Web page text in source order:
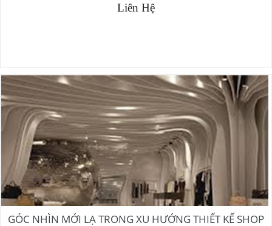
Liên Hệ
GÓC NHÌN MỚI LẠ TRONG XU HƯỚNG THIẾT KẾ SHOP